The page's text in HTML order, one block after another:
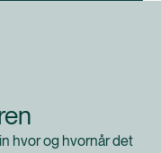
hvor og hvornår det